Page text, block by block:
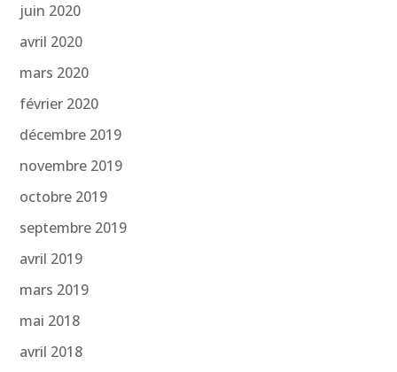
juin 2020
avril 2020
mars 2020
février 2020
décembre 2019
novembre 2019
octobre 2019
septembre 2019
avril 2019
mars 2019
mai 2018
avril 2018